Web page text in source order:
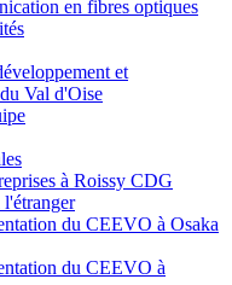
en fibres optiques
et
Val d'Oise
à Roissy CDG
du CEEVO à Osaka
du CEEVO à